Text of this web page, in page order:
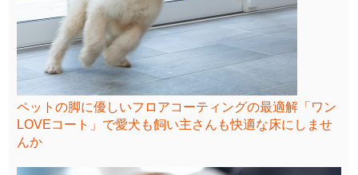
ペットの脚に優しいフロアコーティングの最適解「ワン
LOVEコート」で愛犬も飼い主さんも快適な床にしませ
んか